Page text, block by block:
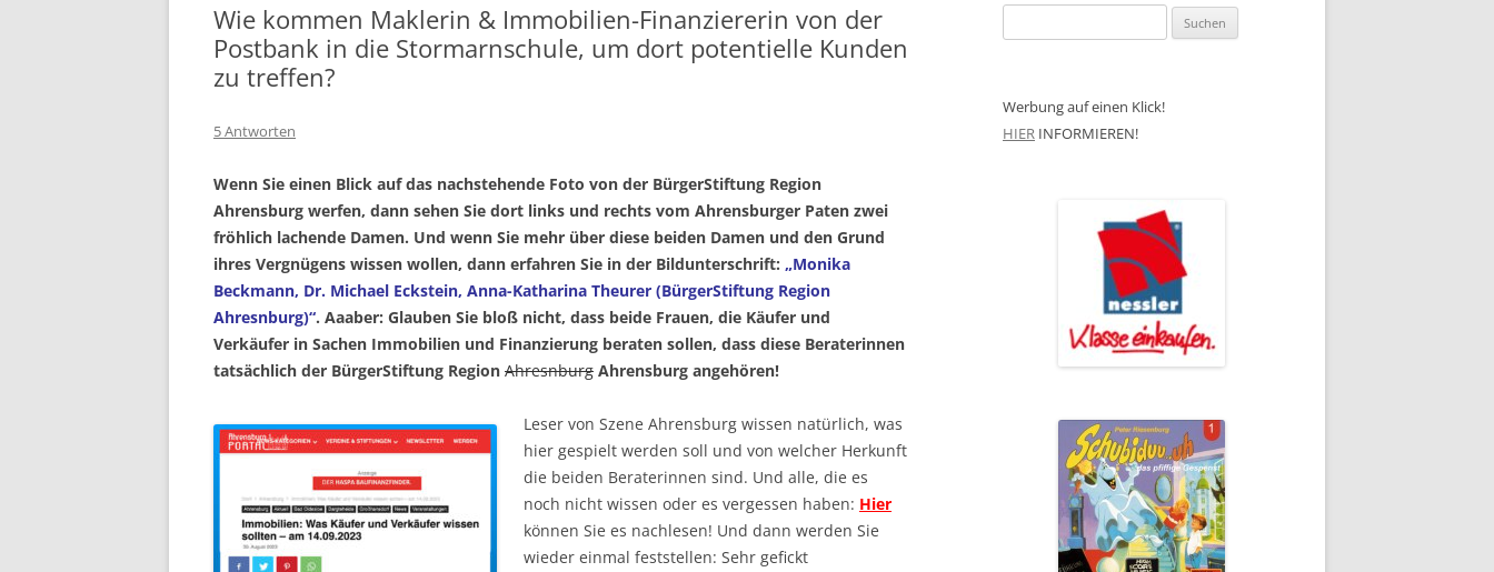
Wie kommen Maklerin & Immobilien-Finanziererin von der
Postbank in die Stormarnschule, um dort potentielle Kunden
zu treffen?
5 Antworten
Wenn Sie einen Blick auf das nachstehende Foto von der BürgerStiftung Region
Ahrensburg werfen, dann sehen Sie dort links und rechts vom Ahrensburger Paten zwei
fröhlich lachende Damen. Und wenn Sie mehr über diese beiden Damen und den Grund
ihres Vergnügens wissen wollen, dann erfahren Sie in der Bildunterschrift: „Monika
Beckmann, Dr. Michael Eckstein, Anna-Katharina Theurer (BürgerStiftung Region
Ahresnburg)“. Aaaber: Glauben Sie bloß nicht, dass beide Frauen, die Käufer und
Verkäufer in Sachen Immobilien und Finanzierung beraten sollen, dass diese Beraterinnen
tatsächlich der BürgerStiftung Region Ahresnburg Ahrensburg angehören!
Leser von Szene Ahrensburg wissen natürlich, was
hier gespielt werden soll und von welcher Herkunft
die beiden Beraterinnen sind. Und alle, die es
noch nicht wissen oder es vergessen haben: Hier
können Sie es nachlesen! Und dann werden Sie
wieder einmal feststellen: Sehr gefickt
nach:
Werbung auf einen Klick!
HIER INFORMIEREN!